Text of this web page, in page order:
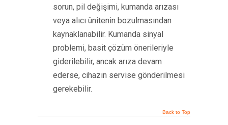
sorun, pil değişimi, kumanda arızası
veya alıcı ünitenin bozulmasından
kaynaklanabilir. Kumanda sinyal
problemi, basit çözüm önerileriyle
giderilebilir, ancak arıza devam
ederse, cihazın servise gönderilmesi
gerekebilir.
Back to Top